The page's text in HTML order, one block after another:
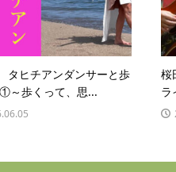
ヒチアンダンサーと歩
～歩くって、思...
桜